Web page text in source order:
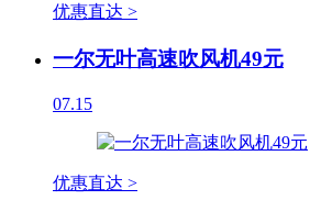
优惠直达 >
一尔无叶高速吹风机49元
07.15
优惠直达 >